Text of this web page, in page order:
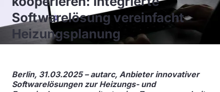
Softwarelösung vereinfacht
Heizungsplanung
Berlin, 31.03.2025 – autarc, Anbieter innovativer
Softwarelösungen zur Heizungs- und